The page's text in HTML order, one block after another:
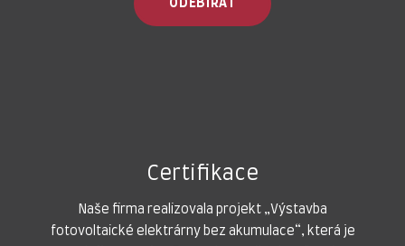
ODEBÍRAT
Certifikace
Naše firma realizovala projekt „Výstavba
fotovoltaické elektrárny bez akumulace“, která je